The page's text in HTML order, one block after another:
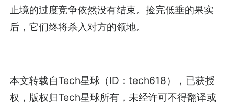
止境的过度竞争依然没有结束。捡完低垂的果实
后，它们终将杀入对方的领地。
本文转载自Tech星球（ID：tech618），已获授
权，版权归Tech星球所有，未经许可不得翻译或